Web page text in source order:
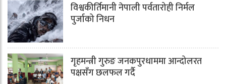
विश्वकीर्तिमानी नेपाली पर्वतारोही निर्मल
पुर्जाको निधन
गृहमन्त्री गुरुङ जनकपुरधाममा आन्दोलरत
पक्षसँग छलफल गर्दै